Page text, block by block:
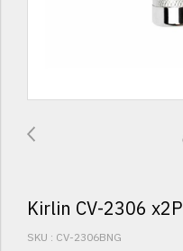
Kirlin CV-2306 x2P
SKU : CV-2306BNG